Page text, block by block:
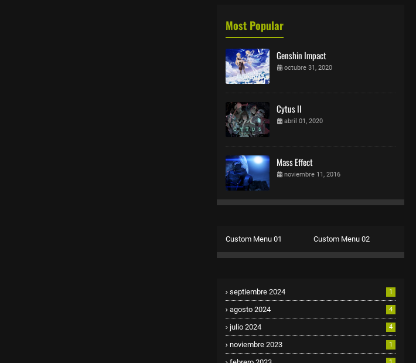
Most Popular
Genshin Impact
octubre 31, 2020
Cytus II
abril 01, 2020
Mass Effect
noviembre 11, 2016
Custom Menu 01 Custom Menu 02
septiembre 2024 1
agosto 2024 4
julio 2024 4
noviembre 2023 1